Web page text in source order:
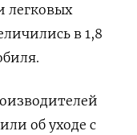
легковых
в 1,8
об уходе с